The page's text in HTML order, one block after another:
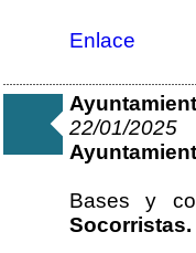
Enlace
22/01/2025
Bases y
Socorristas.